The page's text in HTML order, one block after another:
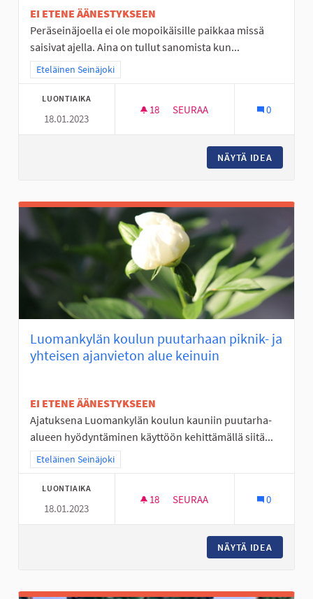
EI ETENE ÄÄNESTYKSEEN
Peräseinäjoella ei ole mopoikäisille paikkaa missä
saisivat ajella. Aina on tullut sanomista kun...
Rajaa tulokset teeman mukaan: Eteläinen Seinäjoki
Eteläinen Seinäjoki
LUONTIAIKA
18.01.2023
18 18 SEURAAJAA
SEURAA 0
NÄYTÄ IDEA
Luomankylän koulun puutarhaan piknik- ja
yhteisen ajanvieton alue keinuin
EI ETENE ÄÄNESTYKSEEN
Ajatuksena Luomankylän koulun kauniin puutarha-
alueen hyödyntäminen käyttöön kehittämällä siitä...
Rajaa tulokset teeman mukaan: Eteläinen Seinäjoki
Eteläinen Seinäjoki
LUONTIAIKA
18.01.2023
18 18 SEURAAJAA
SEURAA 0
NÄYTÄ IDEA